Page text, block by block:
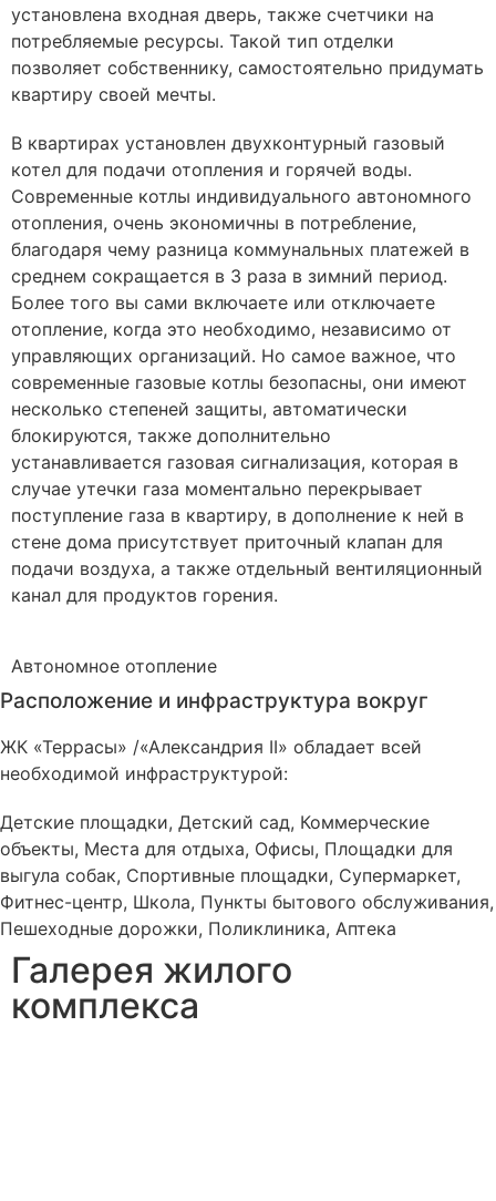
Автономное отопление
установлена входная дверь, также счетчики на
потребляемые ресурсы. Такой тип отделки
позволяет собственнику, самостоятельно придумать
квартиру своей мечты.
В квартирах установлен двухконтурный газовый
котел для подачи отопления и горячей воды.
Современные котлы индивидуального автономного
отопления, очень экономичны в потребление,
благодаря чему разница коммунальных платежей в
среднем сокращается в 3 раза в зимний период.
Более того вы сами включаете или отключаете
отопление, когда это необходимо, независимо от
управляющих организаций. Но самое важное, что
современные газовые котлы безопасны, они имеют
несколько степеней защиты, автоматически
блокируются, также дополнительно
устанавливается газовая сигнализация, которая в
случае утечки газа моментально перекрывает
поступление газа в квартиру, в дополнение к ней в
стене дома присутствует приточный клапан для
подачи воздуха, а также отдельный вентиляционный
канал для продуктов горения.
Расположение и инфраструктура вокруг
ЖК «Террасы» /«Александрия II» обладает всей
необходимой инфраструктурой:
Детские площадки, Детский сад, Коммерческие
объекты, Места для отдыха, Офисы, Площадки для
выгула собак, Спортивные площадки, Супермаркет,
Фитнес-центр, Школа, Пункты бытового обслуживания,
Пешеходные дорожки, Поликлиника, Аптека
Галерея жилого
комплекса